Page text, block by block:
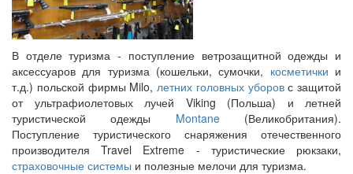
В отделе туризма - поступление ветрозащитной одежды и
аксессуаров для туризма (кошельки, сумочки, косметички и
т.д.) польской фирмы Milo, летних головных уборовс защитой
от ультрафиолетовых лучей Viking (Польша) и летней
туристической одежды Montane(Великобритания).
Поступление туристического снаряжения отечественного
производителя Travel Extreme - туристические рюкзаки,
страховочные системы и полезные мелочи для туризма.